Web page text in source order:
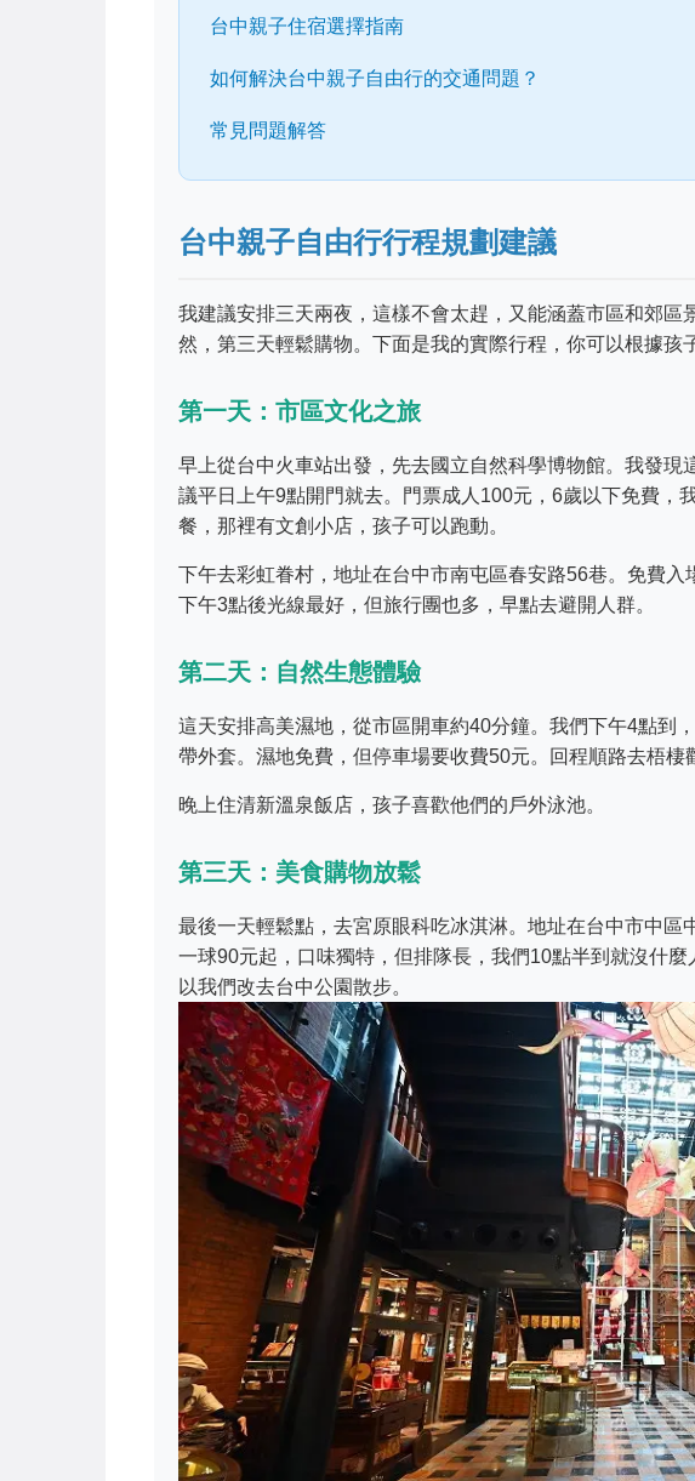
台中親子住宿選擇指南
如何解決台中親子自由行的交通問題？
常見問題解答
台中親子自由行行程規劃建議
我建議安排三天兩夜，這樣不會太趕，又能涵蓋市區和郊區
然，第三天輕鬆購物。下面是我的實際行程，你可以根據孩
第一天：市區文化之旅
早上從台中火車站出發，先去國立自然科學博物館。我發現
議平日上午9點開門就去。門票成人100元，6歲以下免費，
餐，那裡有文創小店，孩子可以跑動。
下午去彩虹眷村，地址在台中市南屯區春安路56巷。免費
下午3點後光線最好，但旅行團也多，早點去避開人群。
第二天：自然生態體驗
這天安排高美濕地，從市區開車約40分鐘。我們下午4點到
帶外套。濕地免費，但停車場要收費50元。回程順路去梧棲
晚上住清新溫泉飯店，孩子喜歡他們的戶外泳池。
第三天：美食購物放鬆
最後一天輕鬆點，去宮原眼科吃冰淇淋。地址在台中市中
一球90元起，口味獨特，但排隊長，我們10點半到就沒什
以我們改去台中公園散步。